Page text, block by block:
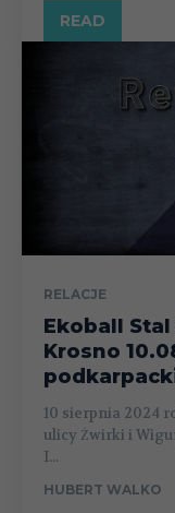
READ
RELACJE
Ekoball Stal
Krosno
10 sierpnia 2024
ulicy Żwirki i
I...
HUBERT WALKO